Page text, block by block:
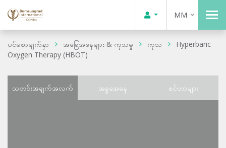
MM
ပင်မစာမျက်နှာ အခြေအနေများ & ကုသမှု ကုသ
Hyperbaric
Oxygen Therapy (HBOT)
သတင်းအချက်အလက် အခွအေနေ စင်တာများ